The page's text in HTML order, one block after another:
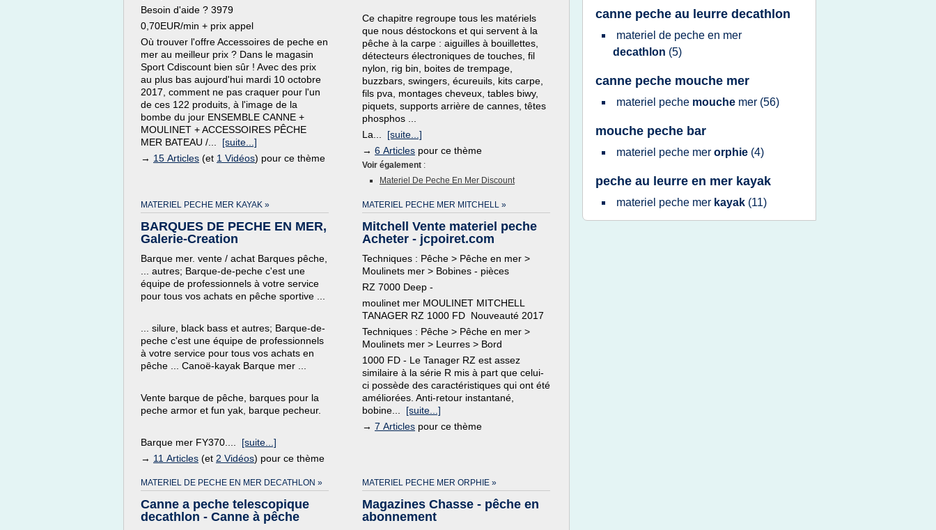
Besoin d'aide ? 3979
0,70EUR/min + prix appel
Où trouver l'offre Accessoires de peche en
mer au meilleur prix ? Dans le magasin
Sport Cdiscount bien sûr ! Avec des prix
au plus bas aujourd'hui mardi 10 octobre
2017, comment ne pas craquer pour l'un
de ces 122 produits, à l'image de la
bombe du jour ENSEMBLE CANNE +
MOULINET + ACCESSOIRES PÊCHE
MER BATEAU /... [suite...]
→ 15 Articles (et 1 Vidéos) pour ce thème
Ce chapitre regroupe tous les matériels
que nous déstockons et qui servent à la
pêche à la carpe : aiguilles à bouillettes,
détecteurs électroniques de touches, fil
nylon, rig bin, boites de trempage,
buzzbars, swingers, écureuils, kits carpe,
fils pva, montages cheveux, tables biwy,
piquets, supports arrière de cannes, têtes
phosphos ...
La... [suite...]
→ 6 Articles pour ce thème
Voir également :
Materiel De Peche En Mer Discount
MATERIEL PECHE MER KAYAK »
BARQUES DE PECHE EN MER,
Galerie-Creation
Barque mer. vente / achat Barques pêche,
... autres; Barque-de-peche c'est une
équipe de professionnels à votre service
pour tous vos achats en pêche sportive ...
... silure, black bass et autres; Barque-de-
peche c'est une équipe de professionnels
à votre service pour tous vos achats en
pêche ... Canoë-kayak Barque mer ...
Vente barque de pêche, barques pour la
peche armor et fun yak, barque pecheur.
Barque mer FY370.... [suite...]
→ 11 Articles (et 2 Vidéos) pour ce thème
MATERIEL PECHE MER MITCHELL »
Mitchell Vente materiel peche
Acheter - jcpoiret.com
Techniques : Pêche > Pêche en mer >
Moulinets mer > Bobines - pièces
RZ 7000 Deep -
moulinet mer MOULINET MITCHELL
TANAGER RZ 1000 FD Nouveauté 2017
Techniques : Pêche > Pêche en mer >
Moulinets mer > Leurres > Bord
1000 FD - Le Tanager RZ est assez
similaire à la série R mis à part que celui-
ci possède des caractéristiques qui ont été
améliorées. Anti-retour instantané,
bobine... [suite...]
→ 7 Articles pour ce thème
MATERIEL DE PECHE EN MER DECATHLON »
Canne a peche telescopique
decathlon - Canne à pêche
MATERIEL PECHE MER ORPHIE »
Magazines Chasse - pêche en
abonnement
canne peche au leurre decathlon
materiel de peche en mer
decathlon (5)
canne peche mouche mer
materiel peche mouche mer (56)
mouche peche bar
materiel peche mer orphie (4)
peche au leurre en mer kayak
materiel peche mer kayak (11)